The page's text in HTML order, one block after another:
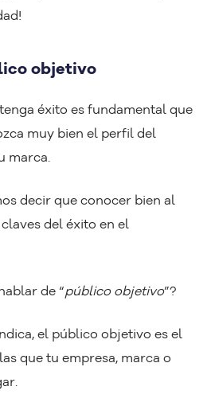
objetivo
éxito es fundamental que
muy bien el perfil del
marca.
decir que conocer bien al
del éxito en el
de “público objetivo”?
el público objetivo es el
que tu empresa, marca o